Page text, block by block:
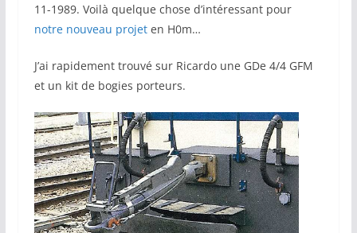
11-1989. Voilà quelque chose d’intéressant pour
notre nouveau projeten H0m…
J’ai rapidement trouvé sur Ricardo une GDe 4/4 GFM
et un kit de bogies porteurs.